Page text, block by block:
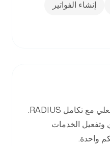
إنشاء الفواتير
مراقبة الشبكة في الوقت الفعلي مع تكامل RADIUS.
وتفعيل الخدمات
واحدة.